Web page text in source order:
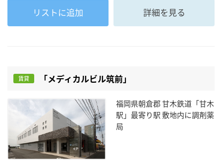
リストに追加 詳細を見る
賃貸 「メディカルビル筑前」
福岡県朝倉郡 甘木鉄道「甘木
駅」最寄り駅 敷地内に調剤薬
局